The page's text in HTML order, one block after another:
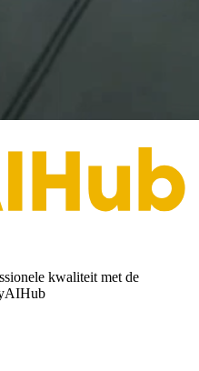
kwaliteit met de